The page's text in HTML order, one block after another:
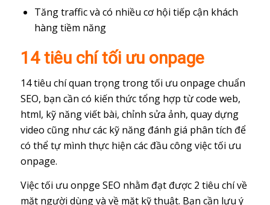
Tăng traffic và có nhiều cơ hội tiếp cận khách
hàng tiềm năng
14 tiêu chí tối ưu onpage
14 tiêu chí quan trọng trong tối ưu onpage chuẩn
SEO, bạn cần có kiến thức tổng hợp từ code web,
html, kỹ năng viết bài, chỉnh sửa ảnh, quay dựng
video cũng như các kỹ năng đánh giá phân tích để
có thể tự mình thực hiện các đầu công việc tối ưu
onpage.
Việc tối ưu onpge SEO nhằm đạt được 2 tiêu chí về
mặt người dùng và về mặt kỹ thuật. Bạn cần lưu ý